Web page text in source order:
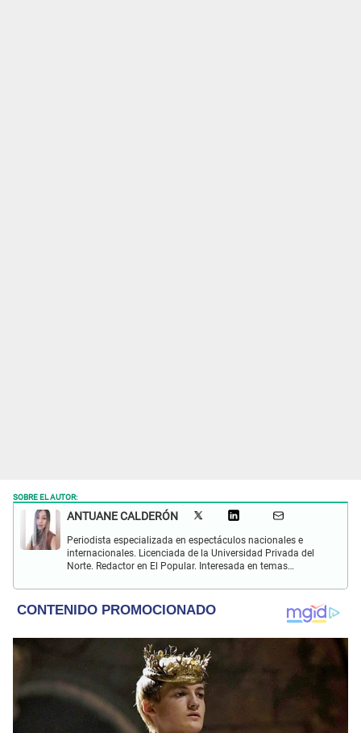
SOBRE EL AUTOR:
ANTUANE CALDERÓN
Periodista especializada en espectáculos nacionales e
internacionales. Licenciada de la Universidad Privada del
Norte. Redactor en El Popular. Interesada en temas
y televisión.